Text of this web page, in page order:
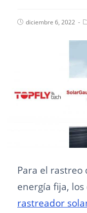
diciembre 6, 2022
Para el rastreo
energía fija,
rastreador